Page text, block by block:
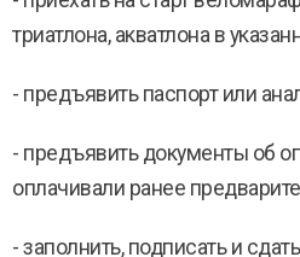
триатлона, акватлона в
- предъявить паспорт или
- предъявить документы об
оплачивали ранее
- заполнить, подписать и